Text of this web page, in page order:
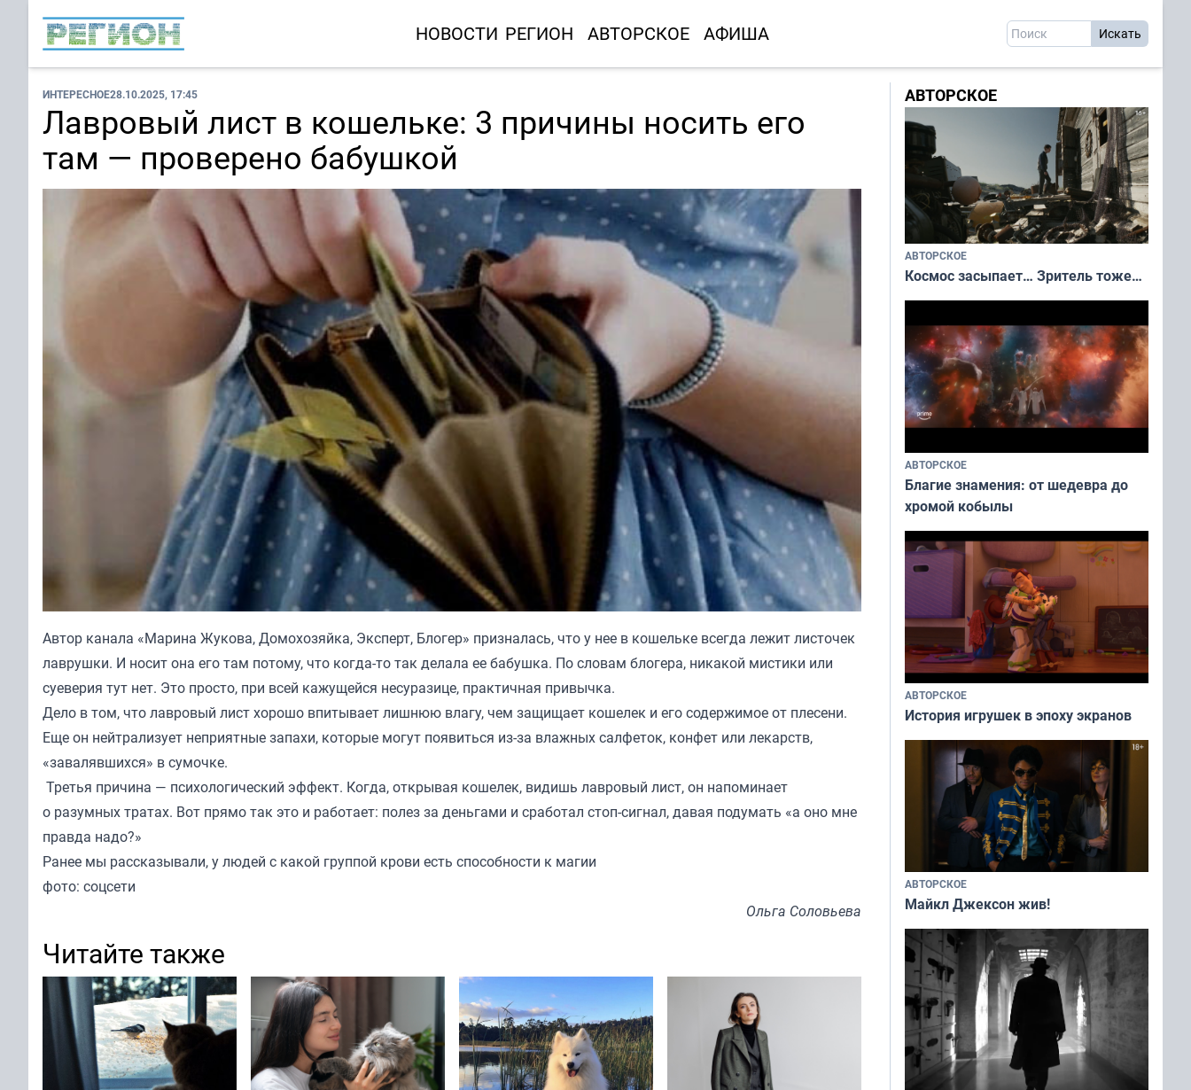
НОВОСТИ РЕГИОН АВТОРСКОЕ АФИША
ИНТЕРЕСНОЕ28.10.2025, 17:45
Лавровый лист в кошельке: 3 причины носить его
там — проверено бабушкой
Автор канала «Марина Жукова, Домохозяйка, Эксперт, Блогер» призналась, что у нее в кошельке всегда лежит листочек
лаврушки. И носит она его там потому, что когда-то так делала ее бабушка. По словам блогера, никакой мистики или
суеверия тут нет. Это просто, при всей кажущейся несуразице, практичная привычка.
Дело в том, что лавровый лист хорошо впитывает лишнюю влагу, чем защищает кошелек и его содержимое от плесени.
Еще он нейтрализует неприятные запахи, которые могут появиться из-за влажных салфеток, конфет или лекарств,
«завалявшихся» в сумочке.
Третья причина — психологический эффект. Когда, открывая кошелек, видишь лавровый лист, он напоминает
о разумных тратах. Вот прямо так это и работает: полез за деньгами и сработал стоп-сигнал, давая подумать «а оно мне
правда надо?»
Ранее мы рассказывали, у людей с какой группой крови есть способности к магии
фото: соцсети
Ольга Соловьева
Читайте также
АВТОРСКОЕ
АВТОРСКОЕ
Космос засыпает… Зритель тоже…
АВТОРСКОЕ
Благие знамения: от шедевра до
хромой кобылы
АВТОРСКОЕ
История игрушек в эпоху экранов
АВТОРСКОЕ
Майкл Джексон жив!